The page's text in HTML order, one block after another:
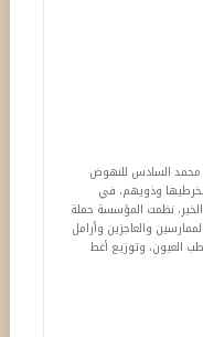
وذويهم، في
نظمت المؤسسة حملة
والعاجزين وأرامل